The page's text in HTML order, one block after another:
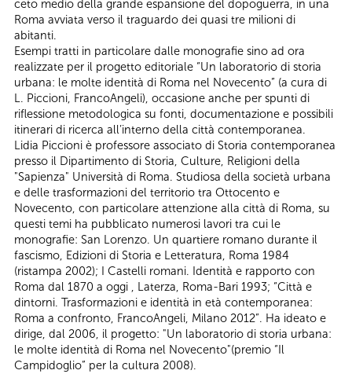
ceto medio della grande espansione del dopoguerra, in una
Roma avviata verso il traguardo dei quasi tre milioni di
abitanti.
Esempi tratti in particolare dalle monografie sino ad ora
realizzate per il progetto editoriale “Un laboratorio di storia
urbana: le molte identità di Roma nel Novecento” (a cura di
L. Piccioni, FrancoAngeli), occasione anche per spunti di
riflessione metodologica su fonti, documentazione e possibili
itinerari di ricerca all’interno della città contemporanea.
Lidia Piccioni è professore associato di Storia contemporanea
presso il Dipartimento di Storia, Culture, Religioni della
"Sapienza" Università di Roma. Studiosa della società urbana
e delle trasformazioni del territorio tra Ottocento e
Novecento, con particolare attenzione alla città di Roma, su
questi temi ha pubblicato numerosi lavori tra cui le
monografie: San Lorenzo. Un quartiere romano durante il
fascismo, Edizioni di Storia e Letteratura, Roma 1984
(ristampa 2002); I Castelli romani. Identità e rapporto con
Roma dal 1870 a oggi , Laterza, Roma-Bari 1993; “Città e
dintorni. Trasformazioni e identità in età contemporanea:
Roma a confronto, FrancoAngeli, Milano 2012”. Ha ideato e
dirige, dal 2006, il progetto: "Un laboratorio di storia urbana:
le molte identità di Roma nel Novecento"(premio “Il
Campidoglio” per la cultura 2008).